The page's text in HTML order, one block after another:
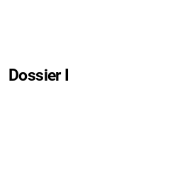
Dossier I